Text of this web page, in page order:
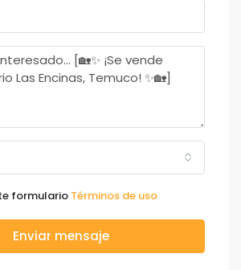
formulario Términos de uso
Enviar mensaje